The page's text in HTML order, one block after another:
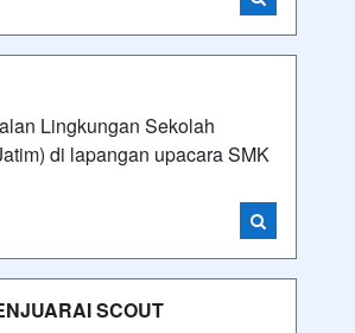
Lingkungan Sekolah
di lapangan upacara SMK
SCOUT